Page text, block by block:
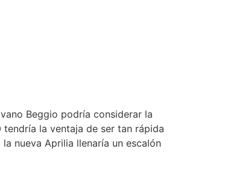
Beggio podría considerar la
la ventaja de ser tan rápida
nueva Aprilia llenaría un escalón